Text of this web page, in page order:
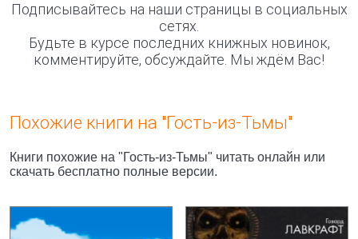
Подписывайтесь на наши страницы в социальных
сетях.
Будьте в курсе последних книжных новинок,
комментируйте, обсуждайте. Мы ждём Вас!
Похожие книги на "Гость-из-Тьмы"
Книги похожие на "Гость-из-Тьмы" читать онлайн или
скачать бесплатно полные версии.